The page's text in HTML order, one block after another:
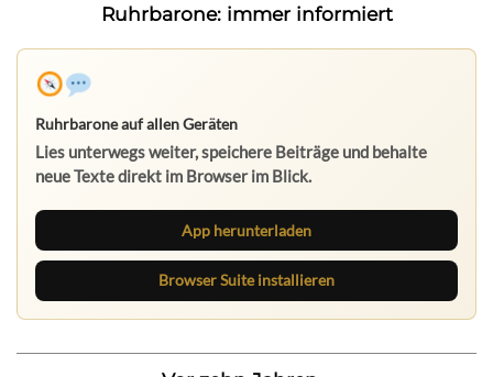
Ruhrbarone: immer informiert
Ruhrbarone auf allen Geräten
Lies unterwegs weiter, speichere Beiträge und behalte
neue Texte direkt im Browser im Blick.
App herunterladen
Browser Suite installieren